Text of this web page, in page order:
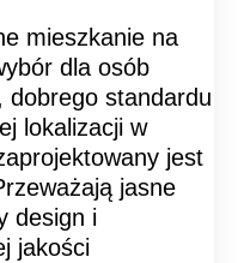
mieszkanie na
dla osób
dobrego standardu
lokalizacji w
jest
jasne
design i
jakości